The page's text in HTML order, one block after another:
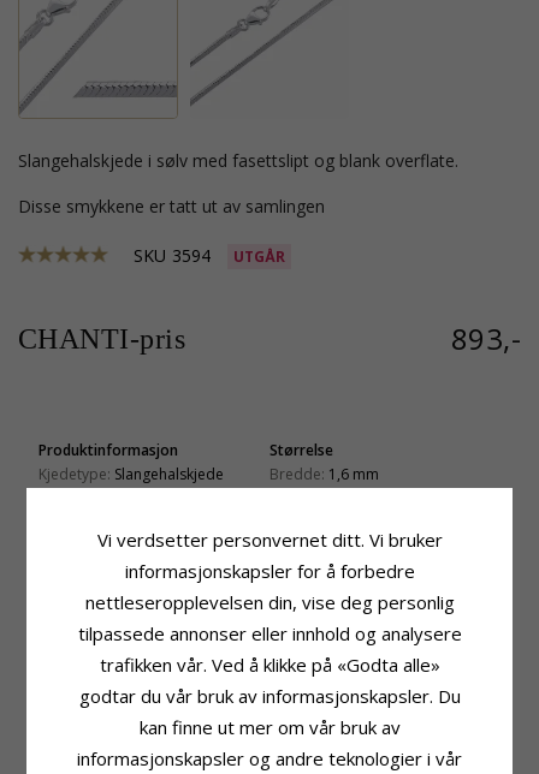
slangehalskjede i sølv med fasettslipt og blank overflate.
Disse smykkene er tatt ut av samlingen
SKU 3594 UTGÅR
CHANTI-pris 893,-
Produktinformasjon
Kjedetype: Slangehalskjede
Størrelse
Bredde: 1,6 mm
Ca. 5-10 Hverdager
KUNDER KJØPER OGSÅ
SALE 20%
Vi verdsetter personvernet ditt. Vi bruker
informasjonskapsler for å forbedre
nettleseropplevelsen din, vise deg personlig
tilpassede annonser eller innhold og analysere
trafikken vår. Ved å klikke på «Godta alle»
godtar du vår bruk av informasjonskapsler. Du
kan finne ut mer om vår bruk av
informasjonskapsler og andre teknologier i vår